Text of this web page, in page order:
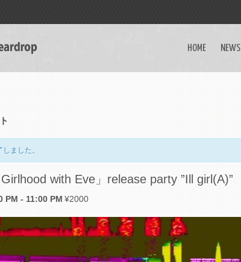
HOME NEWS
ました。
with Eve」release party ”Ill girl(A)”
PM - 11:00 PM ¥2000